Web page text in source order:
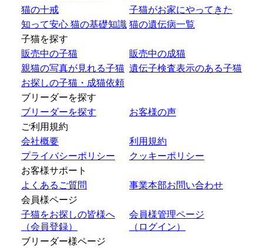
猫の十戒
子猫がお家にやってきた
知って安心 猫の基礎知識 猫の遺伝病一覧
子猫を探す
販売中の子猫
販売中の成猫
親猫の写真が見れる子猫 遺伝子検査表示のある子猫
お探しの子猫・成猫依頼
ブリーダーを探す
ブリーダーを探す
お客様の声
ご利用規約
会社概要
利用規約
プライバシーポリシー
クッキーポリシー
お客様サポート
よくあるご質問
事業本部お問い合わせ
会員様ページ
子猫をお探しの皆様へ
（会員登録）
会員様管理ページ
（ログイン）
ブリーダー様ページ